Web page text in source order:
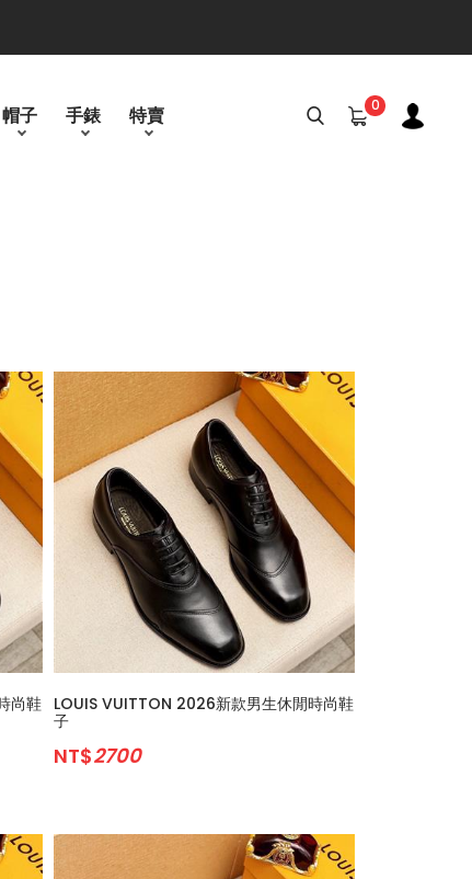
帽子 手錶 特賣 0
尚鞋
LOUIS VUITTON 2026新款男生休閒時尚鞋
子
NT$2700